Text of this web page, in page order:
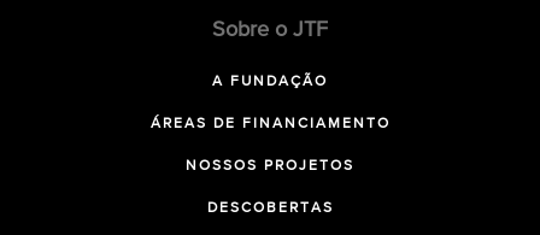
Sobre o JTF
A FUNDAÇÃO
ÁREAS DE FINANCIAMENTO
NOSSOS PROJETOS
DESCOBERTAS